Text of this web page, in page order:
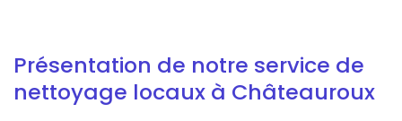
Présentation de notre service de
nettoyage locaux à Châteauroux